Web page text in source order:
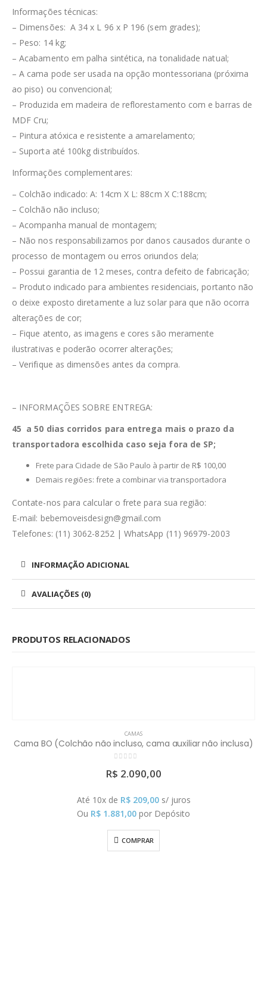
Informações técnicas:
– Dimensões: A 34 x L 96 x P 196 (sem grades);
– Peso: 14 kg;
– Acabamento em palha sintética, na tonalidade natual;
– A cama pode ser usada na opção montessoriana (próxima
ao piso) ou convencional;
– Produzida em madeira de reflorestamento com e barras de
MDF Cru;
– Pintura atóxica e resistente a amarelamento;
– Suporta até 100kg distribuídos.
Informações complementares:
– Colchão indicado: A: 14cm X L: 88cm X C:188cm;
– Colchão não incluso;
– Acompanha manual de montagem;
– Não nos responsabilizamos por danos causados durante o
processo de montagem ou erros oriundos dela;
– Possui garantia de 12 meses, contra defeito de fabricação;
– Produto indicado para ambientes residenciais, portanto não
o deixe exposto diretamente a luz solar para que não ocorra
alterações de cor;
– Fique atento, as imagens e cores são meramente
ilustrativas e poderão ocorrer alterações;
– Verifique as dimensões antes da compra.
– INFORMAÇÕES SOBRE ENTREGA:
45 a 50 dias corridos para entrega mais o prazo da
transportadora escolhida caso seja fora de SP;
Frete para Cidade de São Paulo à partir de R$ 100,00
Demais regiões: frete a combinar via transportadora
Contate-nos para calcular o frete para sua região:
E-mail: bebemoveisdesign@gmail.com
Telefones: (11) 3062-8252 | WhatsApp (11) 96979-2003
INFORMAÇÃO ADICIONAL
AVALIAÇÕES (0)
PRODUTOS RELACIONADOS
CAMAS
Cama BO (Colchão não incluso, cama auxiliar não inclusa)
R$ 2.090,00
Até 10x de R$209,00 s/ juros
Ou R$ 1.881,00 por Depósito
COMPRAR